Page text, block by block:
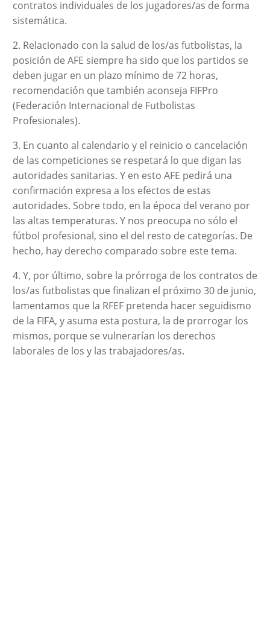
contratos individuales de los jugadores/as de forma
sistemática.
2. Relacionado con la salud de los/as futbolistas, la
posición de AFE siempre ha sido que los partidos se
deben jugar en un plazo mínimo de 72 horas,
recomendación que también aconseja FIFPro
(Federación Internacional de Futbolistas
Profesionales).
3. En cuanto al calendario y el reinicio o cancelación
de las competiciones se respetará lo que digan las
autoridades sanitarias. Y en esto AFE pedirá una
confirmación expresa a los efectos de estas
autoridades. Sobre todo, en la época del verano por
las altas temperaturas. Y nos preocupa no sólo el
fútbol profesional, sino el del resto de categorías. De
hecho, hay derecho comparado sobre este tema.
4. Y, por último, sobre la prórroga de los contratos de
los/as futbolistas que finalizan el próximo 30 de junio,
lamentamos que la RFEF pretenda hacer seguidismo
de la FIFA, y asuma esta postura, la de prorrogar los
mismos, porque se vulnerarían los derechos
laborales de los y las trabajadores/as.